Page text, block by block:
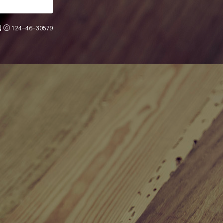
ⓒ 124-46-30579